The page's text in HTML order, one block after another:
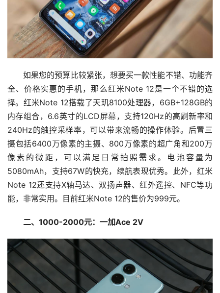
如果您的预算比较紧张，想要买一款性能不错、功能齐
全、价格实惠的手机，那么红米Note 12是一个不错的选
择。红米Note 12搭载了天玑8100处理器，6GB+128GB的
内存组合，6.6英寸的LCD屏幕，支持120Hz的高刷新率和
240Hz的触控采样率，可以带来流畅的操作体验。后置三
摄包括6400万像素的主摄、800万像素的超广角和200万
像素的微距，可以满足日常拍照需求。电池容量为
5080mAh，支持67W的快充，续航表现优秀。此外，红米
Note 12还支持X轴马达、双扬声器、红外遥控、NFC等功
能，非常实用。目前红米Note 12的售价为999元。
二、1000-2000元：一加Ace 2V